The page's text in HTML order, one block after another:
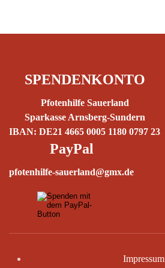
SPENDENKONTO
Pfotenhilfe Sauerland
Sparkasse Arnsberg-Sundern
IBAN: DE21 4665 0005 1180 0797 23
PayPal
pfotenhilfe-sauerland@gmx.de
Impressum